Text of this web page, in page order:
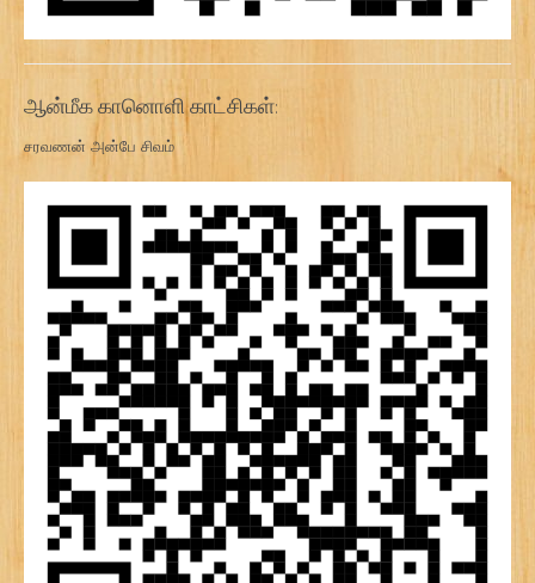
ஆன்மீக கானொளி காட்சிகள்:
சரவணன் அன்பே சிவம்